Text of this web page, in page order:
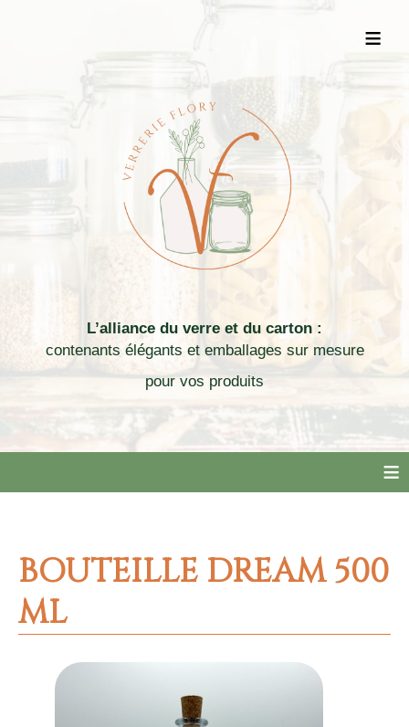
≡
L’alliance du verre et du carton :
contenants élégants et emballages sur mesure
pour vos produits
≡
BOUTEILLE DREAM 500
ML